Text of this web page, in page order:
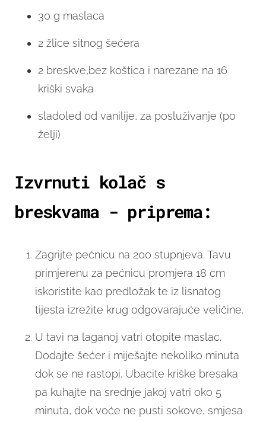
30 g maslaca
2 žlice sitnog šećera
2 breskve,bez koštica i narezane na 16
kriški svaka
sladoled od vanilije, za posluživanje (po
želji)
Izvrnuti kolač s
breskvama - priprema:
Zagrijte pećnicu na 200 stupnjeva. Tavu
primjerenu za pećnicu promjera 18 cm
iskoristite kao predložak te iz lisnatog
tijesta izrežite krug odgovarajuće veličine.
U tavi na laganoj vatri otopite maslac.
Dodajte šećer i miješajte nekoliko minuta
dok se ne rastopi. Ubacite kriške bresaka
pa kuhajte na srednje jakoj vatri oko 5
minuta, dok voće ne pusti sokove, smjesa